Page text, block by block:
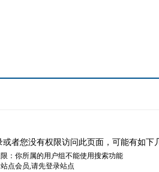
或者您没有权限访问此页面，可能有如下
：你所属的用户组不能使用搜索功能
点会员,请先登录站点